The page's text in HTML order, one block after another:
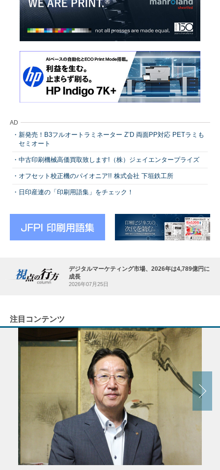
AD
新発売！B3フルオートラミネーター Z’D 両面PP対応 PETラミも
セミオート
中古印刷機械高価買取致します!（株）ジェイエンタープライズ
オフセット校正機のパイオニア!! 株式会社 下垣鉄工所
日印産連の「印刷用語集」をチェック！
デジタルマーケティング市場、2026年は4,789億円に
成長
2026年07月25日
注目コンテンツ